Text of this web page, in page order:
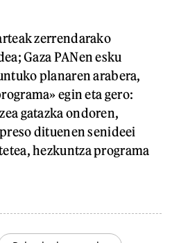
zerrendarako
Gaza PANen esku
planaren arabera,
egin eta gero:
gatazka ondoren,
dituenen senideei
hezkuntza programa